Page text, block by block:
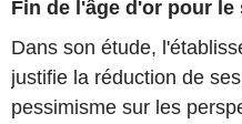
Fin de l'âge d'or pour le
Dans son étude,
justifie la réduction de
pessimisme sur les